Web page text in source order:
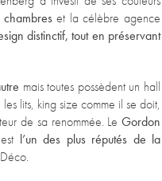
et la célèbre agence
distinctif, tout en préservant
mais toutes possèdent un hall
lits, king size comme il se doit,
de sa renommée. LeGordon
l’un des plus réputés de la